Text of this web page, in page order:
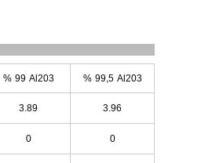
% 99 Al203 % 99,5 Al203
3.89 3.96
0 0